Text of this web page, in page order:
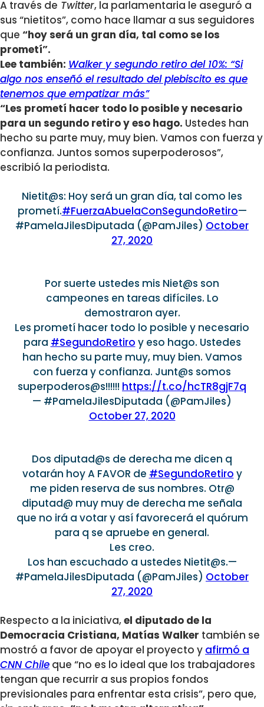
A través de Twitter, la parlamentaria le aseguró a
sus “nietitos”, como hace llamar a sus seguidores
que “hoy será un gran día, tal como se los
prometí”.
Lee también: Walker y segundo retiro del 10%: “Si
algo nos enseñó el resultado del plebiscito es que
tenemos que empatizar más”
“Les prometí hacer todo lo posible y necesario
para un segundo retiro y eso hago. Ustedes han
hecho su parte muy, muy bien. Vamos con fuerza y
confianza. Juntos somos superpoderosos”,
escribió la periodista.
Nietit@s: Hoy será un gran día, tal como les
prometí.#FuerzaAbuelaConSegundoRetiro—
#PamelaJilesDiputada (@PamJiles) October
27, 2020
Por suerte ustedes mis Niet@s son
campeones en tareas difíciles. Lo
demostraron ayer.
Les prometí hacer todo lo posible y necesario
para #SegundoRetiro y eso hago. Ustedes
han hecho su parte muy, muy bien. Vamos
con fuerza y confianza. Junt@s somos
superpoderos@s!!!!!! https://t.co/hcTR8gjF7q
— #PamelaJilesDiputada (@PamJiles)
October 27, 2020
Dos diputad@s de derecha me dicen q
votarán hoy A FAVOR de #SegundoRetiro y
me piden reserva de sus nombres. Otr@
diputad@ muy muy de derecha me señala
que no irá a votar y así favorecerá el quórum
para q se apruebe en general.
Les creo.
Los han escuchado a ustedes Nietit@s.—
#PamelaJilesDiputada (@PamJiles) October
27, 2020
Respecto a la iniciativa,el diputado de la
Democracia Cristiana, Matías Walker también se
mostró a favor de apoyar el proyecto y afirmó a
CNN Chile que “no es lo ideal que los trabajadores
tengan que recurrir a sus propios fondos
previsionales para enfrentar esta crisis”, pero que,